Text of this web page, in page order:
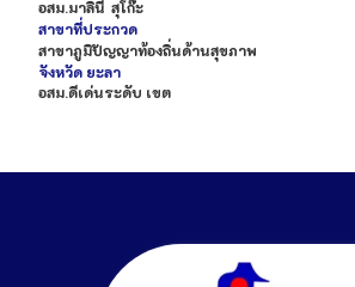
อสม.มาลินี สุโก๊ะ
สาขาที่ประกวด
สาขาภูมิปัญญาท้องถิ่นด้านสุขภาพ
จังหวัด ยะลา
อสม.ดีเด่นระดับ เขต